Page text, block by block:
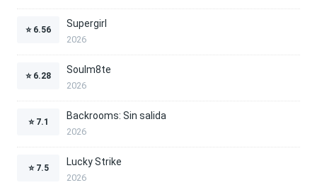
⭐ 6.56
Supergirl
2026
⭐ 6.28
Soulm8te
2026
⭐ 7.1
Backrooms: Sin salida
2026
⭐ 7.5
Lucky Strike
2026